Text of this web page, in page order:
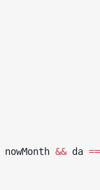
nowMonth && da